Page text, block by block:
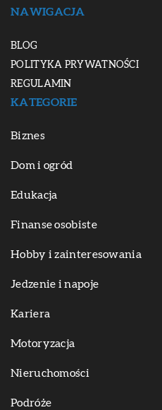
NAWIGACJA
BLOG
POLITYKA PRYWATNOŚCI
REGULAMIN
KATEGORIE
Biznes
Dom i ogród
Edukacja
Finanse osobiste
Hobby i zainteresowania
Jedzenie i napoje
Kariera
Motoryzacja
Nieruchomości
Podróże